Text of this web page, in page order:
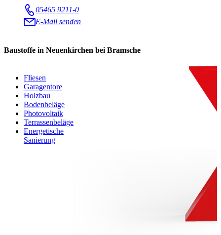
05465 9211-0
E-Mail senden
Baustoffe in Neuenkirchen bei Bramsche
Fliesen
Garagentore
Holzbau
Bodenbeläge
Photovoltaik
Terrassenbeläge
Energetische
Sanierung